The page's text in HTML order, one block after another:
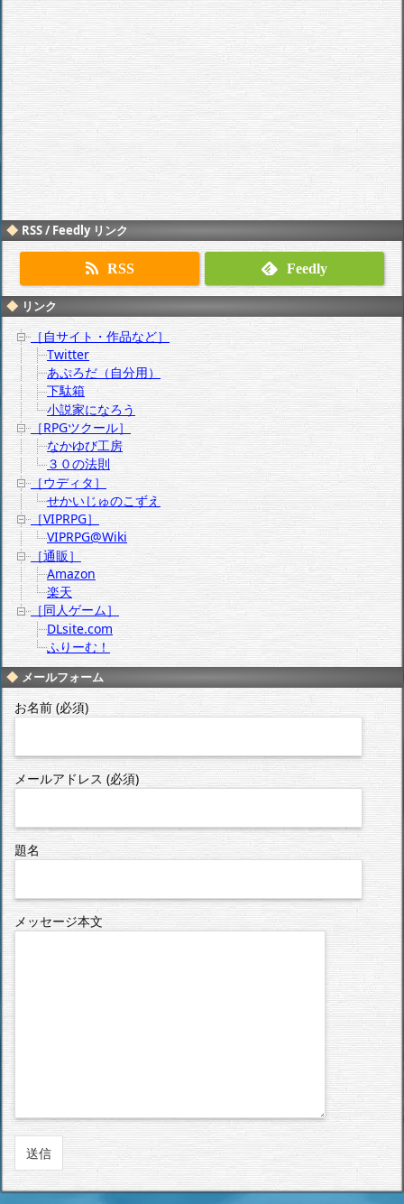
RSS / Feedly リンク
RSS Feedly
リンク
［自サイト・作品など］
Twitter
あぷろだ（自分用）
下駄箱
小説家になろう
［RPGツクール］
なかゆび工房
３０の法則
［ウディタ］
せかいじゅのこずえ
［VIPRPG］
VIPRPG@Wiki
［通販］
Amazon
楽天
［同人ゲーム］
DLsite.com
ふりーむ！
メールフォーム
お名前 (必須)
メールアドレス (必須)
題名
メッセージ本文